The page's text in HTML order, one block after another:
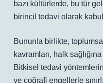
bazı kültürlerde, bu tür
birincil tedavi olarak
Bununla birlikte,
kavramları, halk
Bitkisel tedavi
ve coğrafi engellerle